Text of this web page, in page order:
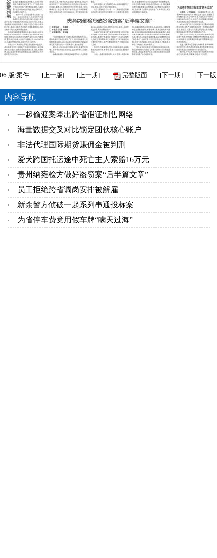
06 版:案件 [上一版] [上一期] 完整版面 [下一期] [下一版
内容导航
一起偷渡案牵出跨省假证制售网络
海量数据交叉对比锁定团伙核心账户
非法代理国际期货赚佣金被判刑
爱犬跨国托运途中死亡主人索赔16万元
贵州纳雍检方做好盗窃案“后半篇文章”
员工拒绝跨省调岗安排被解雇
新余警方侦破一起系列串通投标案
为省停车费竟用假车牌“瞒天过海”